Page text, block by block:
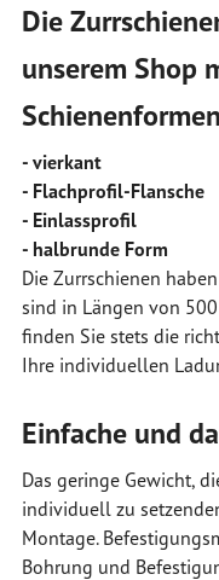
Die
unserem Shop
Schienenformen
- vierkant
- Flachprofil-Flansche
- Einlassprofil
- halbrunde Form
Die Zurrschienen
sind in Längen von
finden Sie stets die
Ihre individuellen
Einfache und
Das geringe Gewicht,
individuell zu
Montage.
Bohrung und